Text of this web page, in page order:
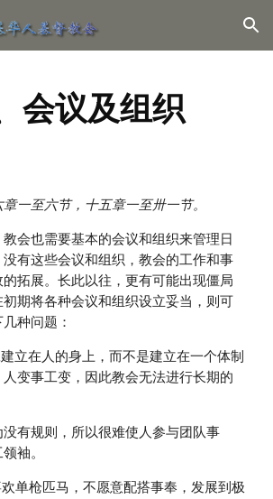
Skip to navigation
会议及组织
一至六节，十五章一至卅一节。
会也需要基本的会议和组织来管理日
有这些会议和组织，教会的工作和事
拓展。长此以往，更有可能出现僵局
期将各种会议和组织设立妥当，则可
种问题：
立在人的身上，而不是建立在一个体制
变事工变，因此教会无法进行长期的
没有规则，所以很难使人参与团队事
袖。
单枪匹马，不愿意配搭事奉，发展到极